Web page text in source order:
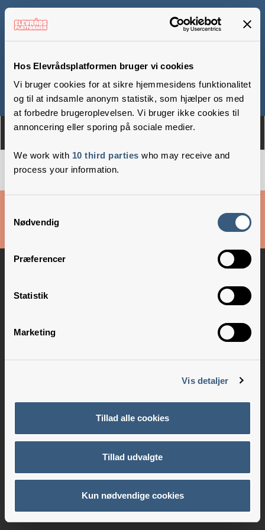
Hos Elevrådsplatformen bruger vi cookies
Vi bruger cookies for at sikre hjemmesidens funktionalitet
og til at indsamle anonym statistik, som hjælper os med
at forbedre brugeroplevelsen. Vi bruger ikke cookies til
annoncering eller sporing på sociale medier.
We work with 10 third parties who may receive and
process your information.
Nødvendig
Præferencer
Statistik
Marketing
Vis detaljer
Tillad alle cookies
Tillad udvalgte
Kun nødvendige cookies
Om Medlemmer